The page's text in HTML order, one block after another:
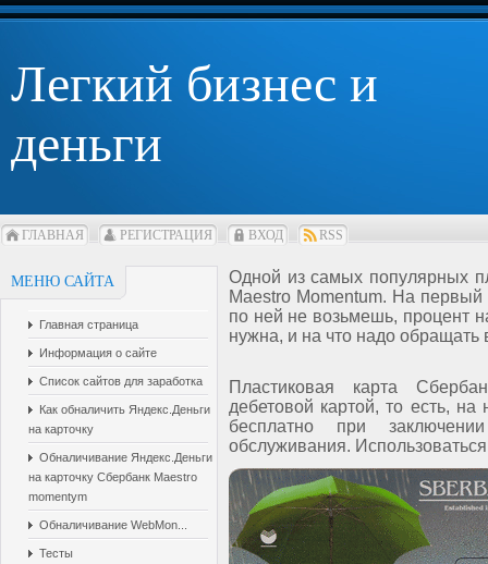
Легкий бизнес и
деньги
ГЛАВНАЯ РЕГИСТРАЦИЯ ВХОД RSS
МЕНЮ САЙТА
Главная страница
Информация о сайте
Список сайтов для заработка
Как обналичить Яндекс.Деньги
на карточку
Обналичивание Яндекс.Деньги
на карточку Сбербанк Maestro
momentym
Обналичивание WebMon...
Тесты
Одной из самых популярных
Maestro Momentum. На первый
по ней не возьмешь, процент
нужна, и на что надо
Пластиковая карта
дебетовой картой, то есть,
бесплатно при
обслуживания.